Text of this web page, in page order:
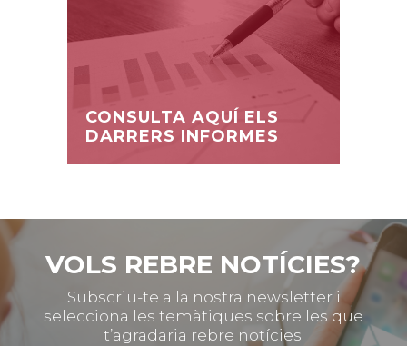
CONSULTA AQUÍ ELS
DARRERS INFORMES
VOLS REBRE NOTÍCIES?
Subscriu-te a la nostra newsletter i
selecciona les temàtiques sobre les que
t’agradaria rebre notícies.